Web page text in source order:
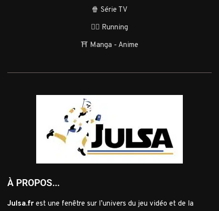
🍿 Série TV
🏃‍♂️ Running
⛩️ Manga - Anime
À PROPOS...
Julsa.fr est une fenêtre sur l’univers du jeu vidéo et de la